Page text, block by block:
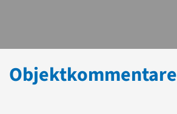
Objektkommentare